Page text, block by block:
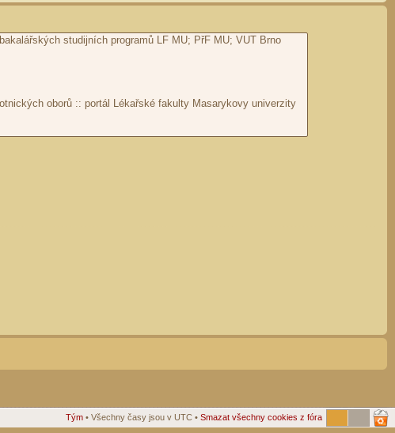
Tým • Všechny časy jsou v UTC • Smazat všechny cookies z fóra